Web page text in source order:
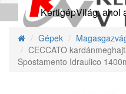
KertigépVilág, ahol
Gépek
CECCATO
Spostamento Idraulico